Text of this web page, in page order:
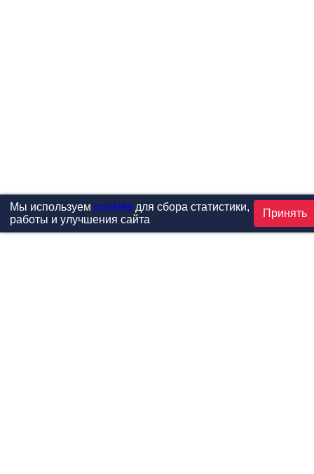
Мы используем cookiesдля сбора статистики,
работы и улучшения сайта
Принять